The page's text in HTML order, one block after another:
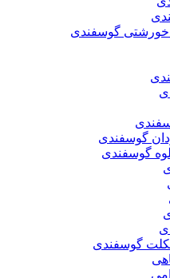
گوسفندی
گوسفندی
گوسفندی
گوسفندی